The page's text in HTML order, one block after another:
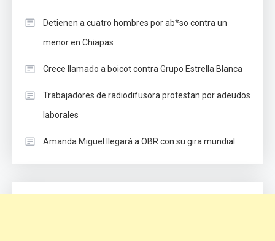
Detienen a cuatro hombres por ab*so contra un
menor en Chiapas
Crece llamado a boicot contra Grupo Estrella Blanca
Trabajadores de radiodifusora protestan por adeudos
laborales
Amanda Miguel llegará a OBR con su gira mundial